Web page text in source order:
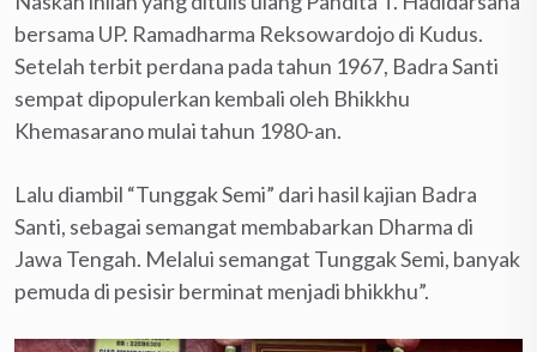
bersama UP. Ramadharma Reksowardojo di Kudus.
Setelah terbit perdana pada tahun 1967, Badra Santi
sempat dipopulerkan kembali oleh Bhikkhu
Khemasarano mulai tahun 1980-an.
Lalu diambil “Tunggak Semi” dari hasil kajian Badra
Santi, sebagai semangat membabarkan Dharma di
Jawa Tengah. Melalui semangat Tunggak Semi, banyak
pemuda di pesisir berminat menjadi bhikkhu”.